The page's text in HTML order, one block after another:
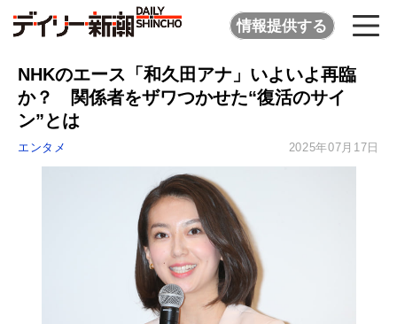
情報提供する
NHKのエース「和久田アナ」いよいよ再臨
か？ 関係者をザワつかせた“復活のサイ
ン”とは
エンタメ 2025年07月17日